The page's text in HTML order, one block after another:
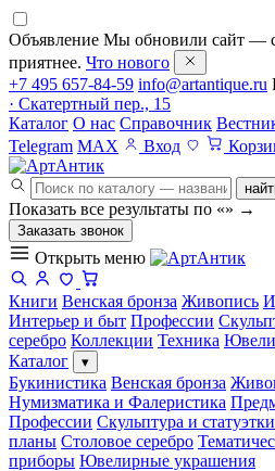
Объявление Мы обновили сайт —
приятнее. Что нового
+7 495 657-84-59 info@artantique.ru
· Скатертный пер., 15
Каталог О нас Справочник
Telegram MAX Вход
Показать все результаты по «» →
Заказать звонок
Открыть меню
Книги Венская бронза Живопись
Интерьер и быт Профессии
серебро Коллекции Техника
Каталог
▾
Букинистика Венская бронза
Нумизматика и Фалеристика
Профессии Скульптура и статуэтки
планы Столовое серебро
приборы Ювелирные украшения